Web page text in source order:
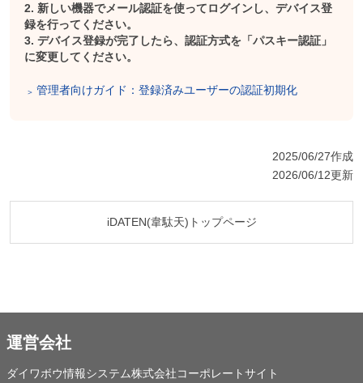
2. 新しい機器でメール認証を使ってログインし、デバイス登
録を行ってください。
3. デバイス登録が完了したら、認証方式を「パスキー認証」
に変更してください。
管理者向けガイド：登録済みユーザーの認証初期化
2025/06/27作成
2026/06/12更新
iDATEN(韋駄天)トップページ
運営会社
ダイワボウ情報システム株式会社コーポレートサイト